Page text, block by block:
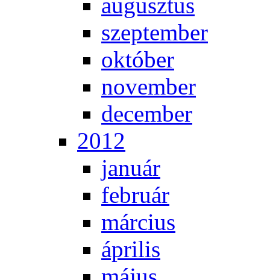
szep­tem­ber
ok­tó­ber
no­vem­ber
de­cem­ber
2012
ja­nu­ár
feb­ru­ár
már­ci­us
áp­ri­lis